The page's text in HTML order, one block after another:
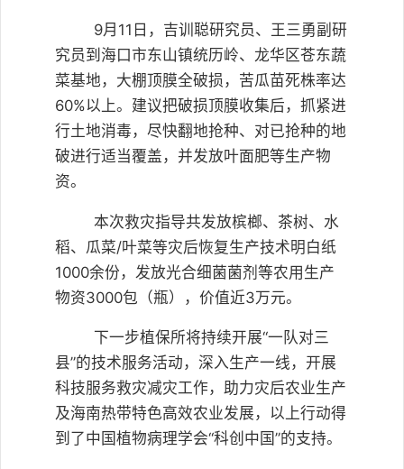
9月11日，吉训聪研究员、王三勇副研
究员到海口市东山镇统历岭、龙华区苍东蔬
菜基地，大棚顶膜全破损，苦瓜苗死株率达
60%以上。建议把破损顶膜收集后，抓紧进
行土地消毒，尽快翻地抢种、对已抢种的地
破进行适当覆盖，并发放叶面肥等生产物
资。
本次救灾指导共发放槟榔、茶树、水
稻、瓜菜/叶菜等灾后恢复生产技术明白纸
1000余份，发放光合细菌菌剂等农用生产
物资3000包（瓶），价值近3万元。
下一步植保所将持续开展“一队对三
县”的技术服务活动，深入生产一线，开展
科技服务救灾减灾工作，助力灾后农业生产
及海南热带特色高效农业发展，以上行动得
到了中国植物病理学会“科创中国”的支持。